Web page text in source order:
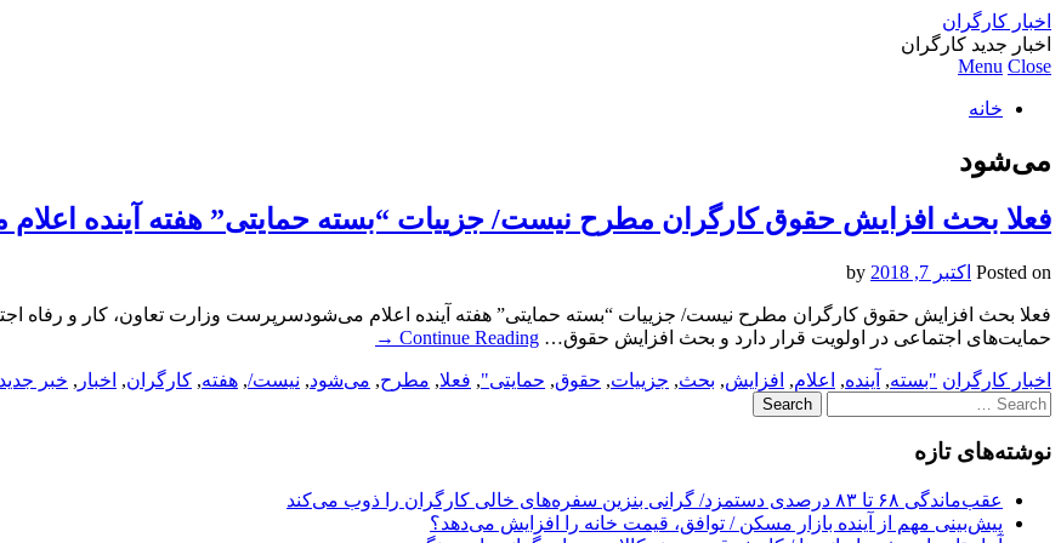
اخبار کارگران
اخبار جدید کارگران
Menu Close
خانه
می‌شود
فعلا بحث افزایش حقوق کارگران مطرح نیست/ جزییات “بسته حمایتی” هفته آینده
Posted on اکتبر 7, 2018
فعلا بحث افزایش حقوق کارگران مطرح نیست/ جزییات “بسته حمایتی” هفته آینده اعلام می‌شود‌سرپرست وزارت تعاون، کار و رفاه
حمایت‌های اجتماعی در اولویت قرار دارد و بحث افزایش حقوق… Continue Reading
→
اخبار کارگران "بسته, آینده, اعلام, افزایش, بحث, جزییات, حقوق, حمایتی", فعلا, مطرح, می‌شود, نیست/, هفته, کارگران, اخبار , خبر جدید
Search
for:
نوشته‌های تازه
عقب‌ماندگی ۶۸ تا ۸۳ درصدی دستمزد/ گرانی بنزین سفره‌های خالی کارگران را ذوب می‌کند
پیش‌بینی مهم از آینده بازار مسکن / توافق، قیمت خانه را افزایش می‌دهد؟